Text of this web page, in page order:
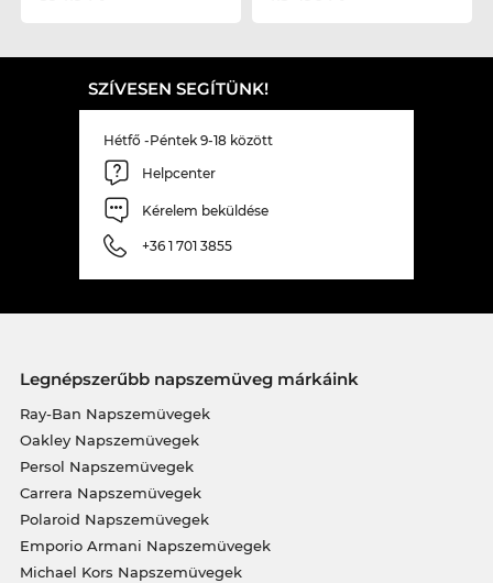
SZÍVESEN SEGÍTÜNK!
Hétfő -Péntek 9-18 között
Helpcenter
Kérelem beküldése
+36 1 701 3855
Legnépszerűbb napszemüveg márkáink
Ray-Ban Napszemüvegek
Oakley Napszemüvegek
Persol Napszemüvegek
Carrera Napszemüvegek
Polaroid Napszemüvegek
Emporio Armani Napszemüvegek
Michael Kors Napszemüvegek